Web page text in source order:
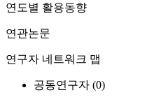
연도별 활용동향
연관논문
연구자 네트워크 맵
공동연구자 (0)